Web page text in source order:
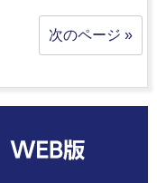
次のページ »